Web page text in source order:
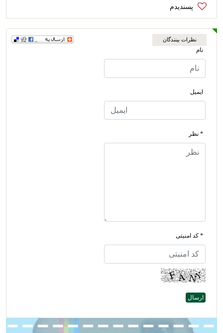
نظرات بینندگان
نام
ایمیل
* نظر
* کد امنیتی